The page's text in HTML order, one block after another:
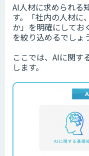
AI人材に求められる
す。「社内の人材に
か」を明確にしてお
を絞り込めるでしょ
ここでは、AIに関す
します。